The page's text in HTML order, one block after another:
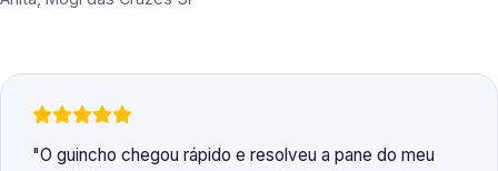
O guincho chegou rápido e resolveu a pane do meu